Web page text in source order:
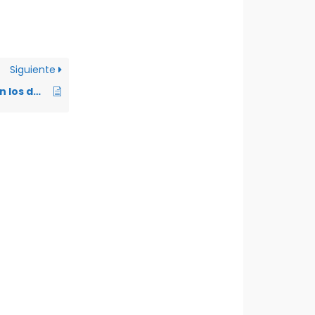
Siguiente
¿A quiénes protegen los derechos humanos?